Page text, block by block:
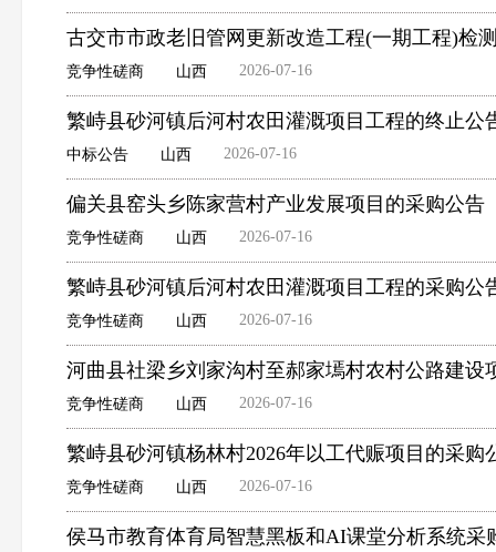
古交市市政老旧管网更新改造工程(一期工程)检
竞争性磋商 山西 2026-07-16
繁峙县砂河镇后河村农田灌溉项目工程的终止公
中标公告 山西 2026-07-16
偏关县窑头乡陈家营村产业发展项目的采购公告
竞争性磋商 山西 2026-07-16
繁峙县砂河镇后河村农田灌溉项目工程的采购公
竞争性磋商 山西 2026-07-16
河曲县社梁乡刘家沟村至郝家墕村农村公路建设
竞争性磋商 山西 2026-07-16
繁峙县砂河镇杨林村2026年以工代赈项目的采购
竞争性磋商 山西 2026-07-16
侯马市教育体育局智慧黑板和AI课堂分析系统采